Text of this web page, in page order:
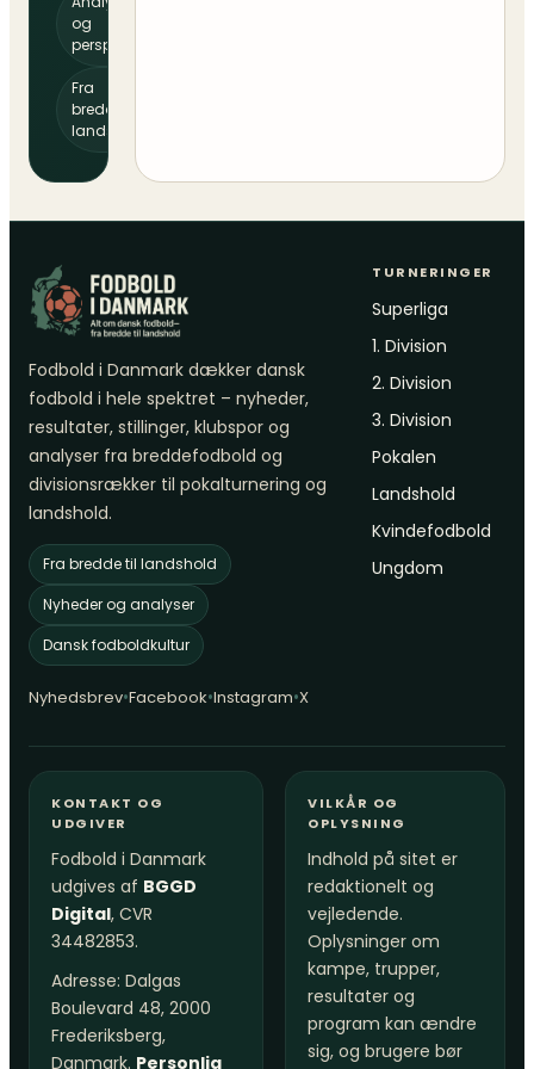
og
perspektiv
Fra
bredde til
landshold
Fodbold i Danmark dækker dansk
fodbold i hele spektret – nyheder,
resultater, stillinger, klubspor og
analyser fra breddefodbold og
divisionsrækker til pokalturnering og
landshold.
Fra bredde til landshold
Nyheder og analyser
Dansk fodboldkultur
Nyhedsbrev•Facebook•Instagram•X
TURNERINGER
Superliga
1. Division
2. Division
3. Division
Pokalen
Landshold
Kvindefodbold
Ungdom
KONTAKT OG
UDGIVER
Fodbold i Danmark
udgives af BGGD
Digital, CVR
34482853.
Adresse: Dalgas
Boulevard 48, 2000
Frederiksberg,
Danmark. Personlig
VILKÅR OG
OPLYSNING
Indhold på sitet er
redaktionelt og
vejledende.
Oplysninger om
kampe, trupper,
resultater og
program kan ændre
sig, og brugere bør